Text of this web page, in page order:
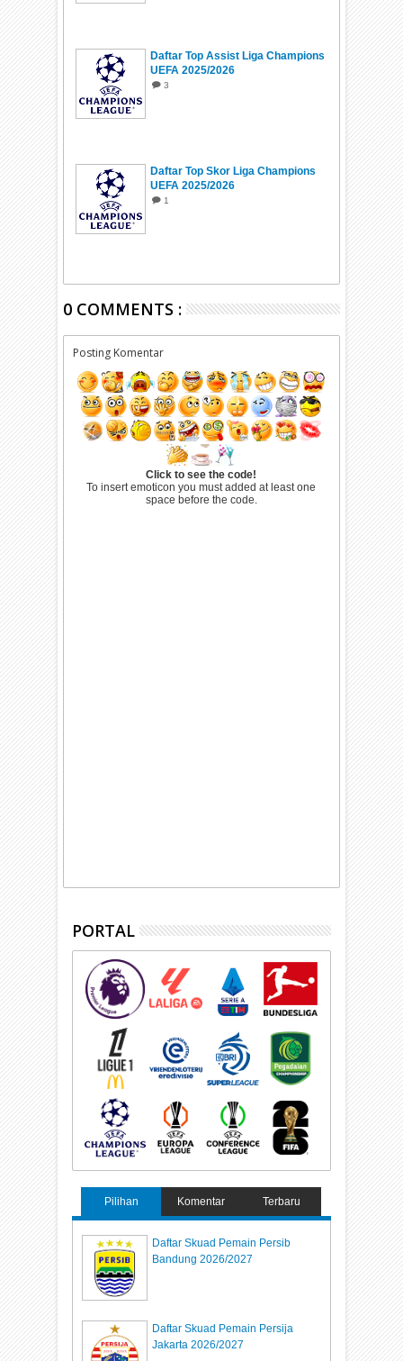
Daftar Top Assist Liga Champions
UEFA 2025/2026
3
Daftar Top Skor Liga Champions
UEFA 2025/2026
1
0 COMMENTS :
Posting Komentar
Click to see the code!
To insert emoticon you must added at least one
space before the code.
PORTAL
Pilihan Komentar Terbaru
Daftar Skuad Pemain Persib
Bandung 2026/2027
Daftar Skuad Pemain Persija
Jakarta 2026/2027